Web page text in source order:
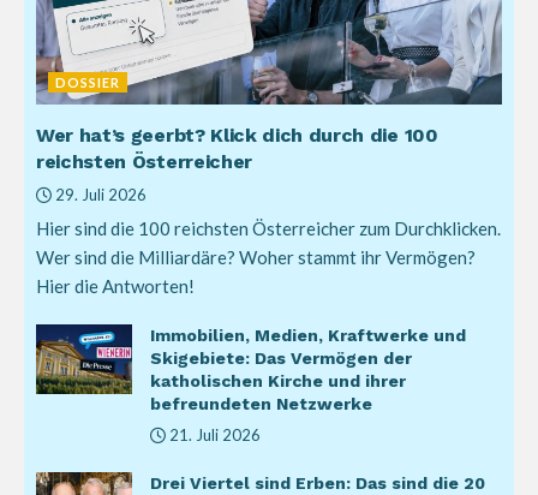
DOSSIER
Wer hat’s geerbt? Klick dich durch die 100
reichsten Österreicher
29. Juli 2026
Hier sind die 100 reichsten Österreicher zum Durchklicken.
Wer sind die Milliardäre? Woher stammt ihr Vermögen?
Hier die Antworten!
Immobilien, Medien, Kraftwerke und
Skigebiete: Das Vermögen der
katholischen Kirche und ihrer
befreundeten Netzwerke
21. Juli 2026
Drei Viertel sind Erben: Das sind die 20